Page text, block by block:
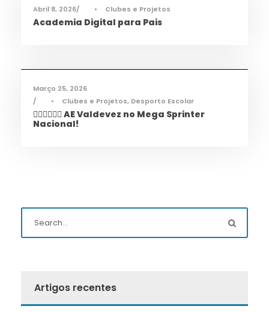
Abril 8, 2026 • Clubes e Projetos
Academia Digital para Pais
Março 25, 2026
•
Clubes e Projetos, Desporto Escolar
🏃‍♀️🏃‍♂️🏃‍♀️ AE Valdevez no Mega Sprinter
Nacional!
Artigos recentes